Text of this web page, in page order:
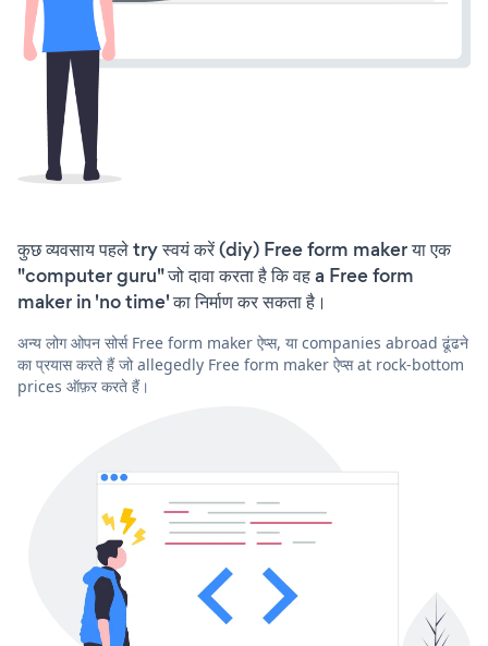
कुछ व्यवसाय पहले try स्वयं करें (diy) Free form maker या एक
"computer guru" जो दावा करता है कि वह a Free form
maker in 'no time' का निर्माण कर सकता है।
अन्य लोग ओपन सोर्स Free form maker ऐप्स, या companies abroad ढूंढने
का प्रयास करते हैं जो allegedly Free form maker ऐप्स at rock-bottom
prices ऑफ़र करते हैं।